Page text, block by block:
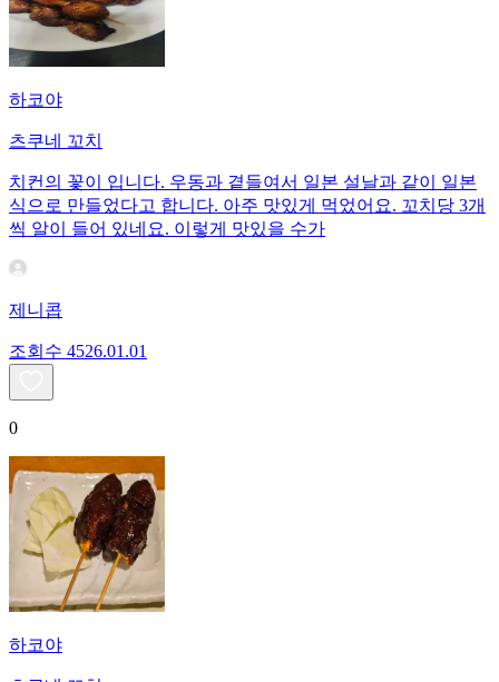
하코야
츠쿠네 꼬치
치컨의 꽃이 입니다. 우동과 곁들여서 일본 설날과 같이 일본
식으로 만들었다고 합니다. 아주 맛있게 먹었어요. 꼬치당 3개
씩 알이 들어 있네요. 이렇게 맛있을 수가
제니콥
조회수 4526.01.01
0
하코야